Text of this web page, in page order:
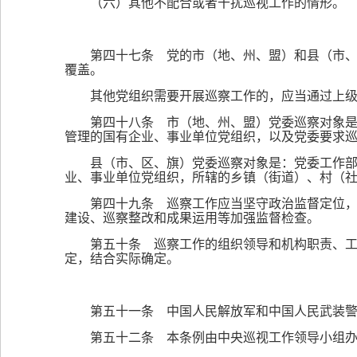
（六）其他不配合或者干扰巡视工作的情形。
第四十七条 党的市（地、州、盟）和县（市
覆盖。
其他党组织需要开展巡察工作的，应当通过上
第四十八条 市（地、州、盟）党委巡察对象
管理的国有企业、事业单位党组织，以及党委要求
县（市、区、旗）党委巡察对象是：党委工作
业、事业单位党组织，所辖的乡镇（街道）、村（
第四十九条 巡察工作应当坚守政治监督定位
建设、巡察整改和成果运用等加强监督检查。
第五十条 巡察工作的组织领导和机构职责、
定，结合实际确定。
第五十一条 中国人民解放军和中国人民武装
第五十二条 本条例由中央巡视工作领导小组